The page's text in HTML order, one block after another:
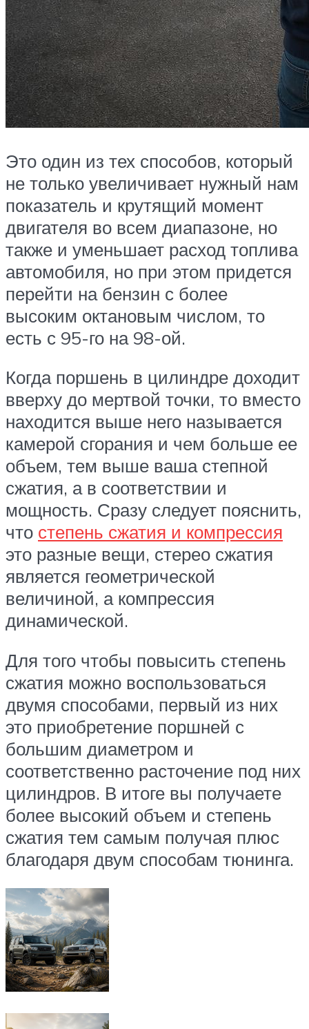
Это один из тех способов, который
не только увеличивает нужный нам
показатель и крутящий момент
двигателя во всем диапазоне, но
также и уменьшает расход топлива
автомобиля, но при этом придется
перейти на бензин с более
высоким октановым числом, то
есть с 95-го на 98-ой.
Когда поршень в цилиндре доходит
вверху до мертвой точки, то вместо
находится выше него называется
камерой сгорания и чем больше ее
объем, тем выше ваша степной
сжатия, а в соответствии и
мощность. Сразу следует пояснить,
что степень сжатия и компрессия
это разные вещи, стерео сжатия
является геометрической
величиной, а компрессия
динамической.
Для того чтобы повысить степень
сжатия можно воспользоваться
двумя способами, первый из них
это приобретение поршней с
большим диаметром и
соответственно расточение под них
цилиндров. В итоге вы получаете
более высокий объем и степень
сжатия тем самым получая плюс
благодаря двум способам тюнинга.